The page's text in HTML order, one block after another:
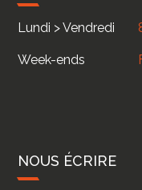
Lundi > Vendredi
Week-ends
NOUS ÉCRIRE